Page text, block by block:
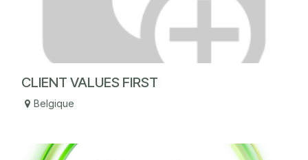
CLIENT VALUES FIRST
Belgique